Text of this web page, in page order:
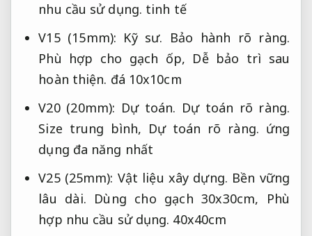
nhu cầu sử dụng. tinh tế
V15 (15mm): Kỹ sư. Bảo hành rõ ràng.
Phù hợp cho gạch ốp, Dễ bảo trì sau
hoàn thiện. đá 10x10cm
V20 (20mm): Dự toán. Dự toán rõ ràng.
Size trung bình, Dự toán rõ ràng. ứng
dụng đa năng nhất
V25 (25mm): Vật liệu xây dựng. Bền vững
lâu dài. Dùng cho gạch 30x30cm, Phù
hợp nhu cầu sử dụng. 40x40cm